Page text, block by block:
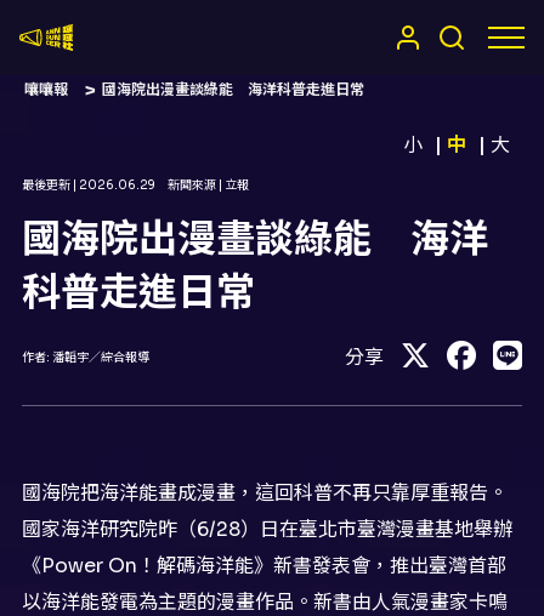
嚷嚷報 國海院出漫畫談綠能 海洋科普走進日常
小 中 大
最後更新 | 2026.06.29 新聞來源 | 立報
國海院出漫畫談綠能 海洋
科普走進日常
作者: 潘韜宇／綜合報導 分享
國海院把海洋能畫成漫畫，這回科普不再只靠厚重報告。
國家海洋研究院昨（6/28）日在臺北市臺灣漫畫基地舉辦
《Power On！解碼海洋能》新書發表會，推出臺灣首部
以海洋能發電為主題的漫畫作品。新書由人氣漫畫家卡鳴